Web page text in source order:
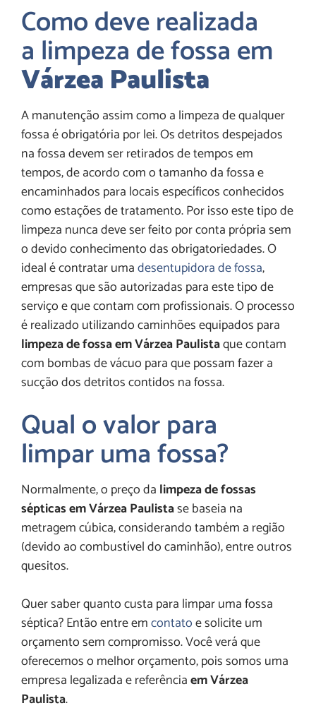
Como deve realizada
a limpeza de fossa em
Várzea Paulista
A manutenção assim como a limpeza de qualquer
fossa é obrigatória por lei. Os detritos despejados
na fossa devem ser retirados de tempos em
tempos, de acordo com o tamanho da fossa e
encaminhados para locais específicos conhecidos
como estações de tratamento. Por isso este tipo de
limpeza nunca deve ser feito por conta própria sem
o devido conhecimento das obrigatoriedades. O
ideal é contratar umadesentupidora de fossa,
empresas que são autorizadas para este tipo de
serviço e que contam com profissionais. O processo
é realizado utilizando caminhões equipados para
limpeza de fossa em Várzea Paulistaque contam
com bombas de vácuo para que possam fazer a
sucção dos detritos contidos na fossa.
Qual o valor para
limpar uma fossa?
Normalmente, o preço da limpeza de fossas
sépticas em Várzea Paulistase baseia na
metragem cúbica, considerando também a região
(devido ao combustível do caminhão), entre outros
quesitos.
Quer saber quanto custa para limpar uma fossa
séptica? Então entre emcontatoe solicite um
orçamento sem compromisso. Você verá que
oferecemos o melhor orçamento, pois somos uma
empresa legalizada e referênciaem Várzea
Paulista.